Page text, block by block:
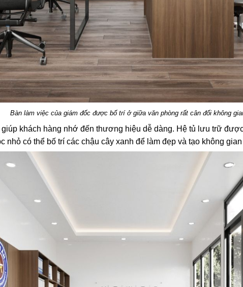
Bàn làm việc của giám đốc được bố trí ở giữa văn phòng rất cân đối không
khách hàng nhớ đến thương hiệu dễ dàng. Hệ tủ lưu trữ
nhỏ có thể bố trí các chậu cây xanh để làm đẹp và tạo không